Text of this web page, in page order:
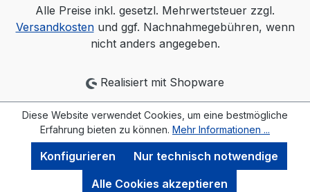
Alle Preise inkl. gesetzl. Mehrwertsteuer zzgl.
Versandkostenund ggf. Nachnahmegebühren, wenn
nicht anders angegeben.
Realisiert mit Shopware
Diese Website verwendet Cookies, um eine bestmögliche
Erfahrung bieten zu können. Mehr Informationen ...
Nur technisch notwendige
Konfigurieren
Alle Cookies akzeptieren